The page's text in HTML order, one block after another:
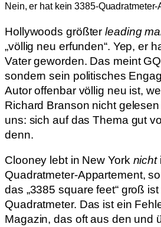
Nein, er hat kein 3385-Quadratmeter-
Hollywoods größterleading
„völlig neu erfunden“. Yep, er
Vater geworden. Das meint
sondern sein politisches
Autor offenbar völlig neu ist,
Richard Branson nicht
uns: sich auf das Thema gut
denn.
Clooney lebt in New York nicht
Quadratmeter-Appartement,
das „3385 square feet“ groß
Quadratmeter. Das ist ein
Magazin, das oft aus den und